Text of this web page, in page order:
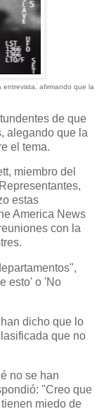
entrevista, afirmando que la
de que
alegando que la
el tema.
miembro del
estas
America News
con la
esto' o 'No
dicho que lo
que no
no se han
"Creo que
miedo de